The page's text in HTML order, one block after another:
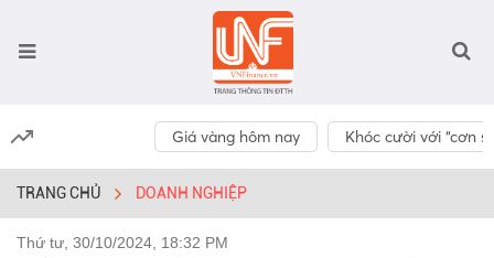
Giá vàng hôm nay Khóc cười với “cơn
TRANG CHỦ DOANH NGHIỆP
Thứ tư, 30/10/2024, 18:32 PM